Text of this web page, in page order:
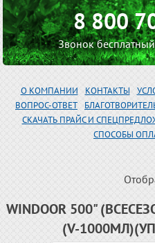
8 800
Звонок
О КОМПАНИИ КОНТАКТЫ
ВОПРОС-ОТВЕТ
СКАЧАТЬ ПРАЙС И
СПОСОБЫ
WINDOOR 500"
(V-